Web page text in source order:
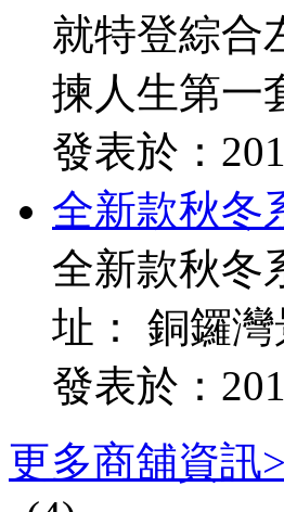
就特登綜合
揀人生第一
發表於：
全新款秋冬
全新款秋冬
址： 銅鑼
發表於：
更多商舖資訊